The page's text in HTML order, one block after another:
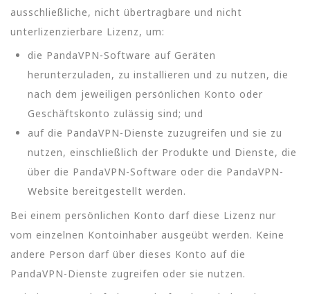
ausschließliche, nicht übertragbare und nicht
unterlizenzierbare Lizenz, um:
die PandaVPN-Software auf Geräten
herunterzuladen, zu installieren und zu nutzen, die
nach dem jeweiligen persönlichen Konto oder
Geschäftskonto zulässig sind; und
auf die PandaVPN-Dienste zuzugreifen und sie zu
nutzen, einschließlich der Produkte und Dienste, die
über die PandaVPN-Software oder die PandaVPN-
Website bereitgestellt werden.
Bei einem persönlichen Konto darf diese Lizenz nur
vom einzelnen Kontoinhaber ausgeübt werden. Keine
andere Person darf über dieses Konto auf die
PandaVPN-Dienste zugreifen oder sie nutzen.